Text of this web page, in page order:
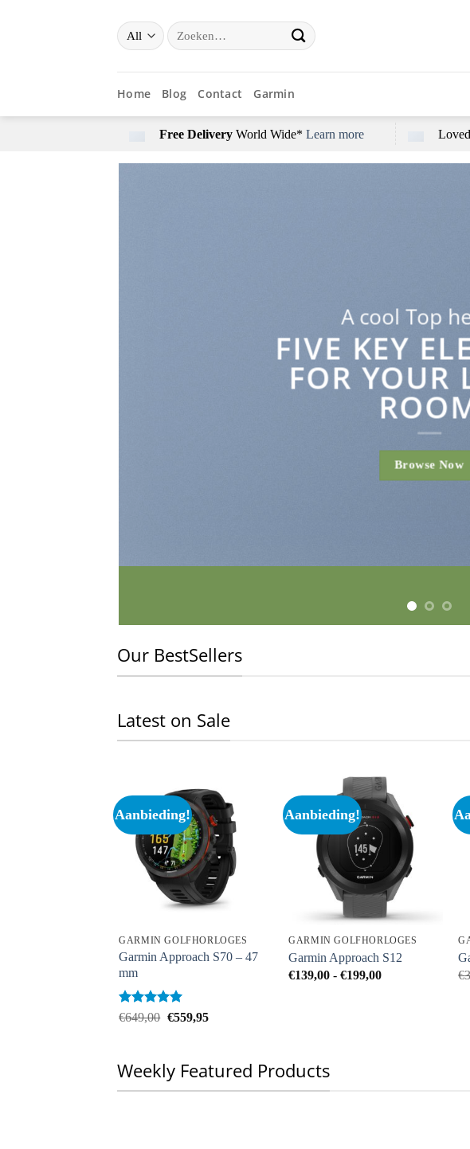
Zoeken
naar:
Home Blog Contact Garmin
Free DeliveryWorld Wide* Learn more
A cool Top
FIVE KEY
FOR YOUR
Browse Now
Our BestSellers
Latest on Sale
Aanbieding!
GARMIN GOLFHORLOGES
Garmin Approach S70 – 47
mm
Beoordeeld
€649,00 Oorspronkelijke
€559,95Huidige
Aanbieding!
GARMIN GOLFHORLOGES
Garmin Approach S12
€139,00 - €199,00Prijsklasse:
€
Weekly Featured Products